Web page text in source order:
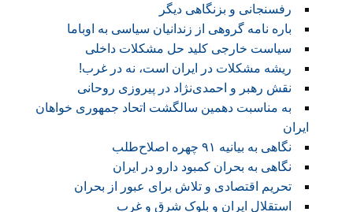
رفسنجانی و بزنگاهی دیگر
باره نامه گروهی از زندانیان سیاسی به اوباما
سیاست خارجی کلید حل مشکلات داخلی
ریشه مشکلات در ایران است، نه در غرب!
نقش رهبر و احمدی‌نژاد در پیروزی روحانی
به مناسبت دهمین سالگشت اتحاد جمهوری خواهان
ایران
نگاهی به بیانیه ۹۱ چهره اصلاح‌طلب
نگاهی به بحران کمبود دارو در ایران
تحریم اقتصادی و تلاش برای عبور از بحران
استقلال ایران و بلوک شرق و غرب